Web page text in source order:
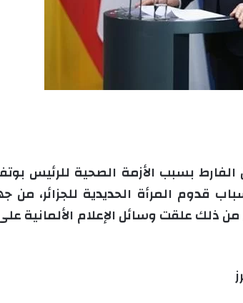
الفارط بسبب الأزمة الصحية للرئيس
قدوم المرأة الحديدية للجزائر، من
ذلك علقت وسائل الإعلام الألمانية